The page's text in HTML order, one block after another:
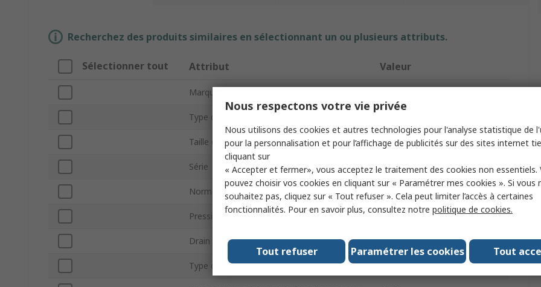
Recherchez des produits similaires en sélectionnant un ou plusieurs attributs.
Sélectionner tout Attribut Valeur
Marque
Type de produit
Taille de l'orifice 3/4 in G
Série FRL
Norme de filetage de raccordement
Pression de fonctionnement maximum 15 bar
Drain Oui
Type d'alimentation en huile Chargement manuel de l'huile
Nous respectons votre vie privée
Nous utilisons des cookies et autres technologies pour l'analyse statistique de
pour la personnalisation et pour l’affichage de publicités sur des sites internet
cliquant sur
« Accepter et fermer», vous acceptez le traitement des cookies non essentiels.
pouvez choisir vos cookies en cliquant sur « Paramétrer mes cookies ». Si vous
souhaitez pas, cliquez sur « Tout refuser ». Cela peut limiter l’accès à certaines
fonctionnalités. Pour en savoir plus, consultez notre politique de cookies.
Tout
Paramétrer les cookies
Tout refuser